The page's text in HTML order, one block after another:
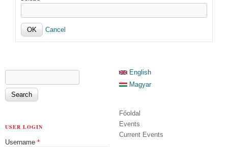
Cancel
SEARCH FORM
USER LOGIN
Username *
English
Magyar
Főoldal
Events
Current Events